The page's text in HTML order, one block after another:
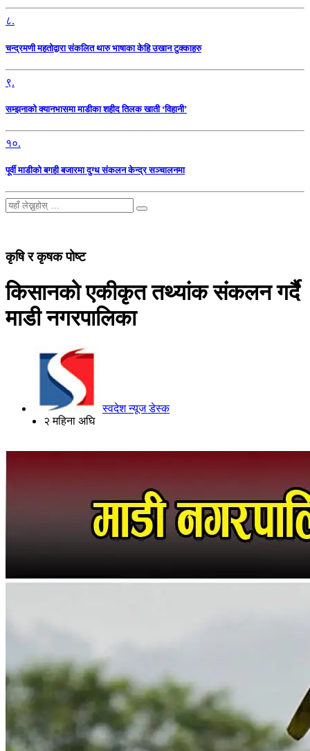
८.
चन्द्रमणी महतोद्वारा संकलित थारु भाषाका केहि उखान टुक्काहरु
९.
सम्झनाको क्यानभासमा माडीका शहीद तिलक खाती ‘विहानी’
१०.
पूर्वी माडीको बगही बजारमा दुग्ध संकलन केन्द्र सञ्चालनमा
कृषि र कृषक पोष्ट
किसानको एकीकृत तथ्यांक संकलन गर्दै
माडी नगरपालिका
स्वदेश न्यूज डेस्क
२ महिना अघि